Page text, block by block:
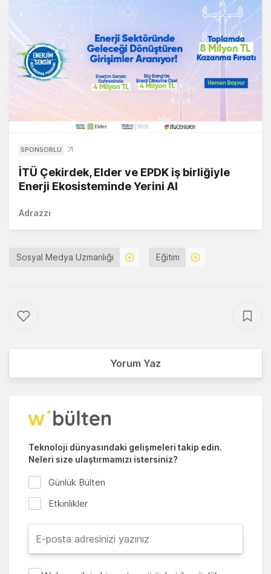
SPONSORLU
İTÜ Çekirdek, Elder ve EPDK iş birliğiyle
Enerji Ekosisteminde Yerini Al
Adrazzi
Sosyal Medya Uzmanlığı Eğitim
Yorum Yaz
Teknoloji dünyasındaki gelişmeleri takip edin.
Neleri size ulaştırmamızı istersiniz?
Günlük Bülten
Etkinlikler